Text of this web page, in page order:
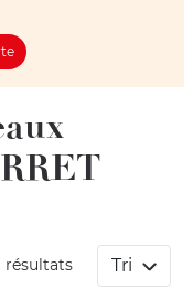
résultats Tri